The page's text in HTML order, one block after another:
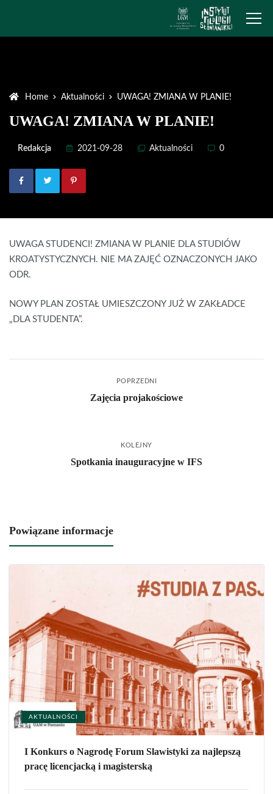
Home Aktualności UWAGA! ZMIANA W PLANIE!
UWAGA! ZMIANA W PLANIE!
Redakcja 2021-09-28 Aktualności 0
UWAGA STUDENCI! ZMIANA W PLANIE DLA STUDIÓW
KROATYSTYCZNYCH. NIE MA ZAJĘĆ OZNACZONYCH JAKO
ODR.
NOWY PLAN ZOSTAŁ UMIESZCZONY JUŻ W ZAKŁADCE
„DLA STUDENTA”.
POPRZEDNI
Zajęcia projakościowe
KOLEJNY
Spotkania inauguracyjne w IFS
Powiązane informacje
AKTUALNOŚCI
I Konkurs o Nagrodę Forum Slawistyki za najlepszą
pracę licencjacką i magisterską